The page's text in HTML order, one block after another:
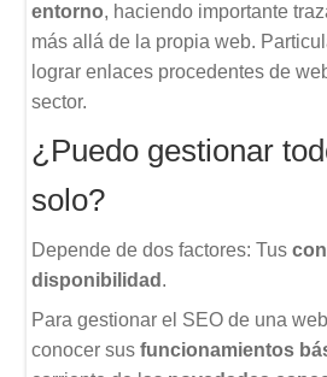
entorno, haciendo importante
más allá de la propia web.
lograr enlaces procedentes de
sector.
¿Puedo gestionar
solo?
Depende de dos factores: Tus
disponibilidad .
Para gestionar el SEO de una
conocer susfuncionamientos